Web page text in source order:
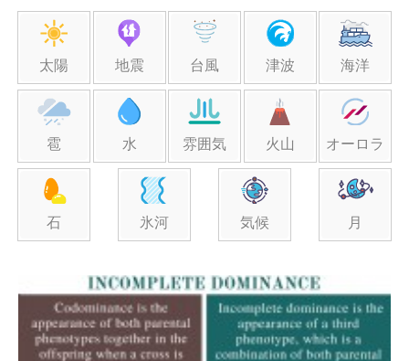
太陽 地震 台風 津波 海洋
雹 水 雰囲気 火山 オーロラ
石 氷河 気候 月